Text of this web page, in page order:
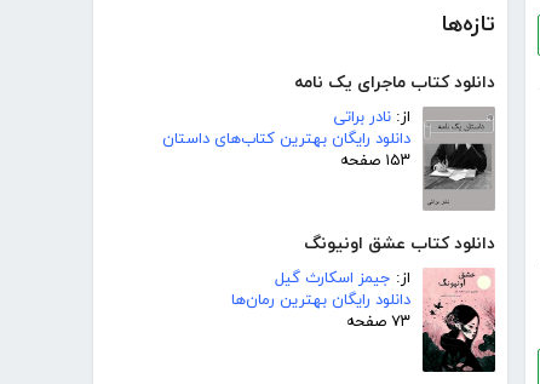
تازه‌ها
دانلود کتاب ماجرای یک نامه
از: نادر براتی
دانلود رایگان بهترین کتاب‌های داستان
۱۵۳ صفحه
دانلود کتاب عشق اونیونگ
از: جیمز اسکارث گیل
دانلود رایگان بهترین رمان‌ها
۷۳ صفحه